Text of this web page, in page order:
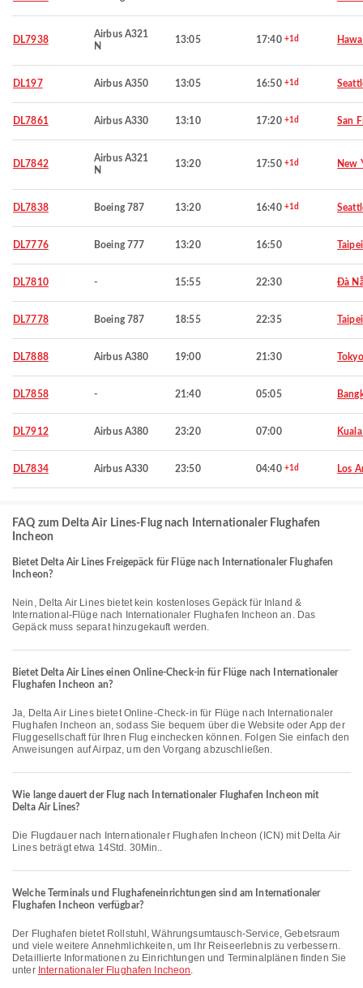
DL7938
Airbus A321
N
13:05 17:40 +1d
DL197 Airbus A350 13:05 16:50 +1d
DL7861 Airbus A330 13:10 17:20 +1d San
DL7842
Airbus A321
N
13:20 17:50 +1d New
DL7838 Boeing 787 13:20 16:40 +1d
DL7776 Boeing 777 13:20 16:50 Taipei
DL7810 - 15:55 22:30 Đà
DL7778 Boeing 787 18:55 22:35 Taipei
DL7888 Airbus A380 19:00 21:30 Tokyo
DL7858 - 21:40 05:05
DL7912 Airbus A380 23:20 07:00
DL7834 Airbus A330 23:50 04:40 +1d Los
FAQ zum Delta Air Lines-Flug nach Internationaler Flughafen
Incheon
Bietet Delta Air Lines Freigepäck für Flüge nach Internationaler Flughafen
Incheon?
Nein, Delta Air Lines bietet kein kostenloses Gepäck für Inland &
International-Flüge nach Internationaler Flughafen Incheon an. Das
Gepäck muss separat hinzugekauft werden.
Bietet Delta Air Lines einen Online-Check-in für Flüge nach Internationaler
Flughafen Incheon an?
Ja, Delta Air Lines bietet Online-Check-in für Flüge nach Internationaler
Flughafen Incheon an, sodass Sie bequem über die Website oder App der
Fluggesellschaft für Ihren Flug einchecken können. Folgen Sie einfach den
Anweisungen auf Airpaz, um den Vorgang abzuschließen.
Wie lange dauert der Flug nach Internationaler Flughafen Incheon mit
Delta Air Lines?
Die Flugdauer nach Internationaler Flughafen Incheon (ICN) mit Delta Air
Lines beträgt etwa 14Std. 30Min..
Welche Terminals und Flughafeneinrichtungen sind am Internationaler
Flughafen Incheon verfügbar?
Der Flughafen bietet Rollstuhl, Währungsumtausch-Service, Gebetsraum
und viele weitere Annehmlichkeiten, um Ihr Reiseerlebnis zu verbessern.
Detaillierte Informationen zu Einrichtungen und Terminalplänen finden Sie
unter Internationaler Flughafen Incheon.